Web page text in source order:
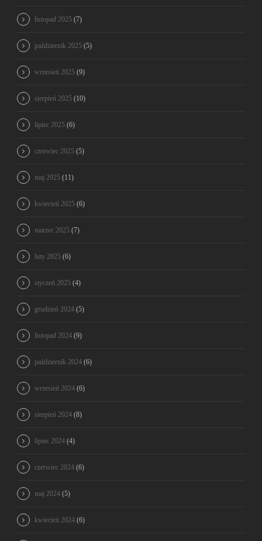
listopad 2025 (7)
październik 2025 (5)
wrzesień 2025 (9)
sierpień 2025 (10)
lipiec 2025 (6)
czerwiec 2025 (5)
maj 2025 (11)
kwiecień 2025 (6)
marzec 2025 (7)
luty 2025 (6)
styczeń 2025 (4)
grudzień 2024 (5)
listopad 2024 (9)
październik 2024 (6)
wrzesień 2024 (6)
sierpień 2024 (8)
lipiec 2024 (4)
czerwiec 2024 (6)
maj 2024 (5)
kwiecień 2024 (6)